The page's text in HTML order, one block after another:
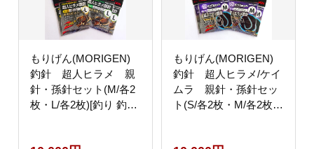
もりげん(MORIGEN)
釣針 超人ヒラメ 親
針・孫針セット(M/各2
枚・L/各2枚)[釣り 釣り
もりげん(MORIGEN)
釣針 超人ヒラメ/ケイ
ムラ 親針・孫針セッ
ト(S/各2枚・M/各2枚)